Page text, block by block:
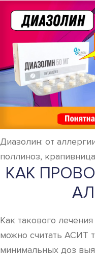
Диазолин: от
поллиноз,
КАК
Как такового
можно считать АСИТ
минимальных доз